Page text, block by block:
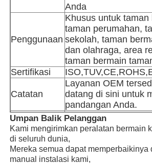
Taman Bermain Luar Ruangan
Slide Taman Permainan Khusus
Anak-anak Meluncur dengan
Set Tempat Bermain Kecil
Slide air anak-anak
Anda
Penggunaan
Khusus untuk taman
taman perumahan,
sekolah, taman
dan olahraga, area
taman bermain
Sertifikasi
Catatan
Layanan OEM
datang di sini untuk
pandangan Anda.
Jenis
Perusahaan
Pabrik di Guangzhou,
Instalasi
Manual instruksi
pengiriman tersedia
Umpan Balik Pelanggan
Kami mengirimkan peralatan bermain
di seluruh dunia,
Mereka semua dapat memperbaikinya
manual instalasi kami,